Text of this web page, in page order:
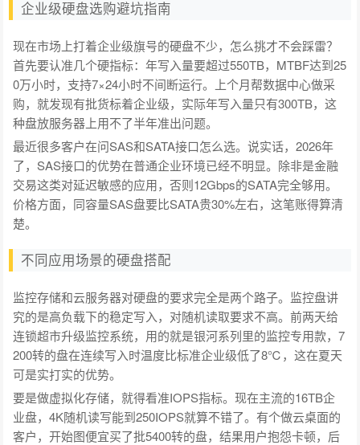
企业级硬盘选购避坑指南
现在市场上打着企业级旗号的硬盘不少，怎么挑才不会踩雷？
首先要认准几个硬指标：年写入量要超过550TB，MTBF达到25
0万小时，支持7×24小时不间断运行。上个月帮数据中心做采
购，就发现有批货标着企业级，实际年写入量只有300TB，这
种盘放服务器上用不了半年准出问题。
最近很多客户在问SAS和SATA接口怎么选。说实话，2026年
了，SAS接口的优势在普通企业环境已经不明显。除非是金融
交易这类对延迟敏感的应用，否则12Gbps的SATA完全够用。
价格方面，同容量SAS盘要比SATA贵30%左右，这笔账得算清
楚。
不同应用场景的硬盘搭配
监控存储和云服务器对硬盘的要求完全是两个路子。监控盘讲
究的是高负载下的稳定写入，对随机读取要求不高。前两天给
连锁超市升级监控系统，用的就是银河系列里的监控专用款，7
200转的盘在连续写入时温度比标准企业级低了8℃，这在夏天
可是实打实的优势。
要是做虚拟化存储，就得看准IOPS指标。现在主流的16TB企
业盘，4K随机读写能到250IOPS就算不错了。有个做云桌面的
客户，开始图便宜买了批5400转的盘，结果用户抱怨卡顿，后